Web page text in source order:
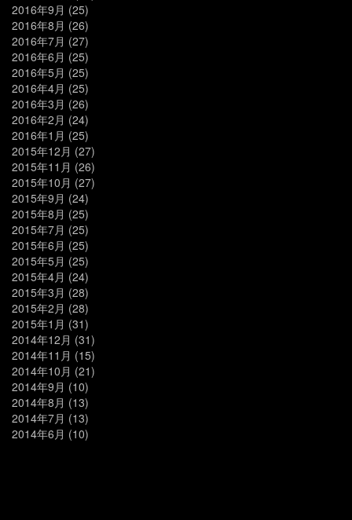
2016年9月 (25)
2016年8月 (26)
2016年7月 (27)
2016年6月 (25)
2016年5月 (25)
2016年4月 (25)
2016年3月 (26)
2016年2月 (24)
2016年1月 (25)
2015年12月 (27)
2015年11月 (26)
2015年10月 (27)
2015年9月 (24)
2015年8月 (25)
2015年7月 (25)
2015年6月 (25)
2015年5月 (25)
2015年4月 (24)
2015年3月 (28)
2015年2月 (28)
2015年1月 (31)
2014年12月 (31)
2014年11月 (15)
2014年10月 (21)
2014年9月 (10)
2014年8月 (13)
2014年7月 (13)
2014年6月 (10)